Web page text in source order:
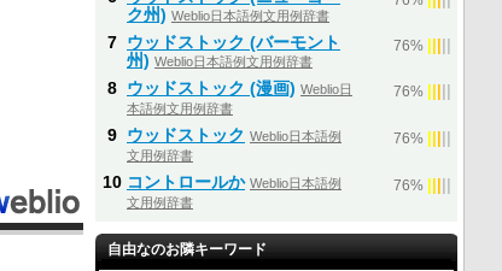
ク州) Weblio日本語例文用例辞書
7 ウッドストック (バーモント
州) Weblio日本語例文用例辞書
76%
8 ウッドストック (漫画) Weblio日
本語例文用例辞書
76%
9 ウッドストック Weblio日本語例
文用例辞書
76%
10 コントロールか Weblio日本語例
文用例辞書
76%
自由なのお隣キーワード